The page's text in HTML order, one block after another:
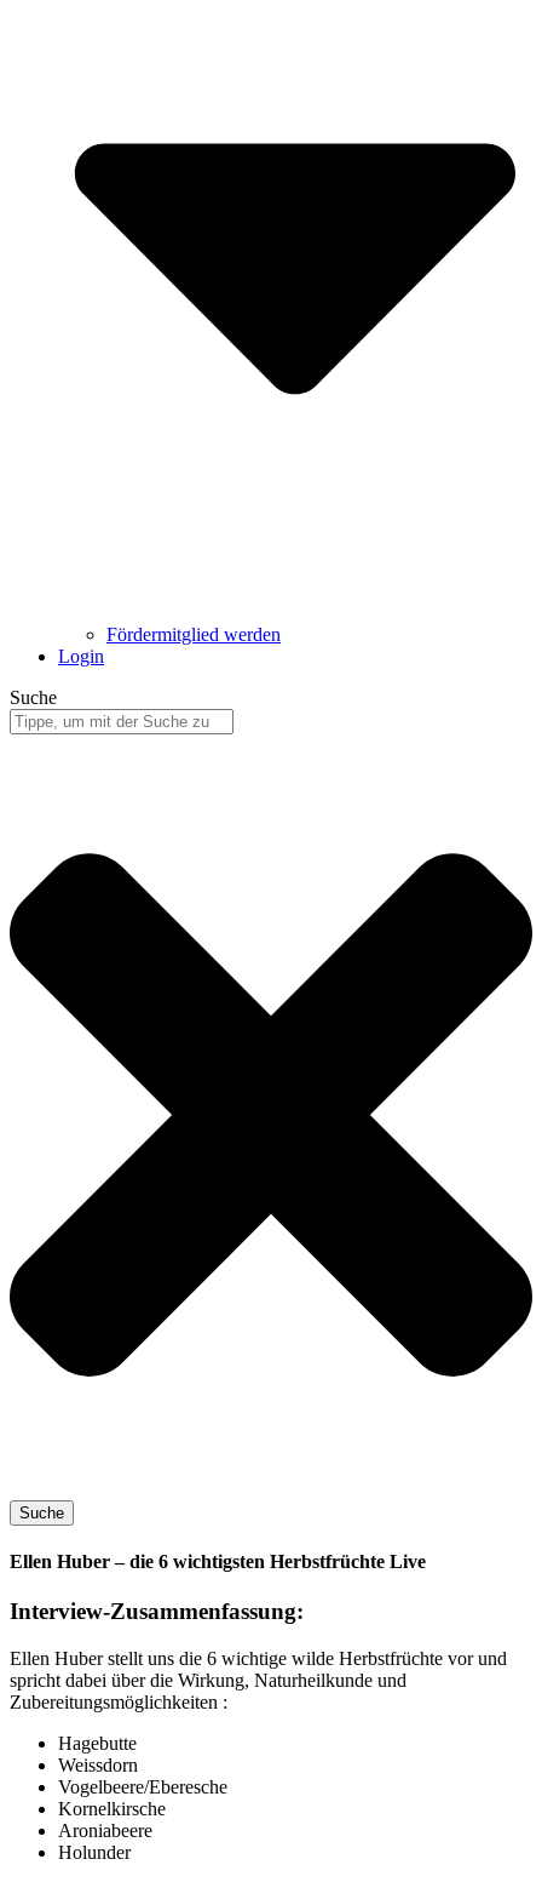
Fördermitglied werden
Login
Suche
Suche
Ellen Huber – die 6 wichtigsten Herbstfrüchte Live
Interview-Zusammenfassung:
Ellen Huber stellt uns die 6 wich­ti­ge wil­de Herbst­früch­te vor und
spricht dabei über die Wir­kung, Natur­heil­kun­de und
Zubereitungsmöglichkeiten :
Hage­but­te
Weiss­dorn
Vogelbeere/Eberesche
Kor­nel­kir­sche
Aro­ni­abee­re
Holun­der